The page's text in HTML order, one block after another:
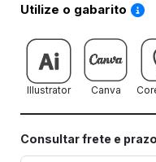
Utilize o gabarito
Illustrator Canva
Consultar frete e